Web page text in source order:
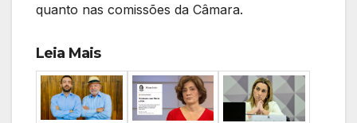
quanto nas comissões da Câmara.
Leia Mais